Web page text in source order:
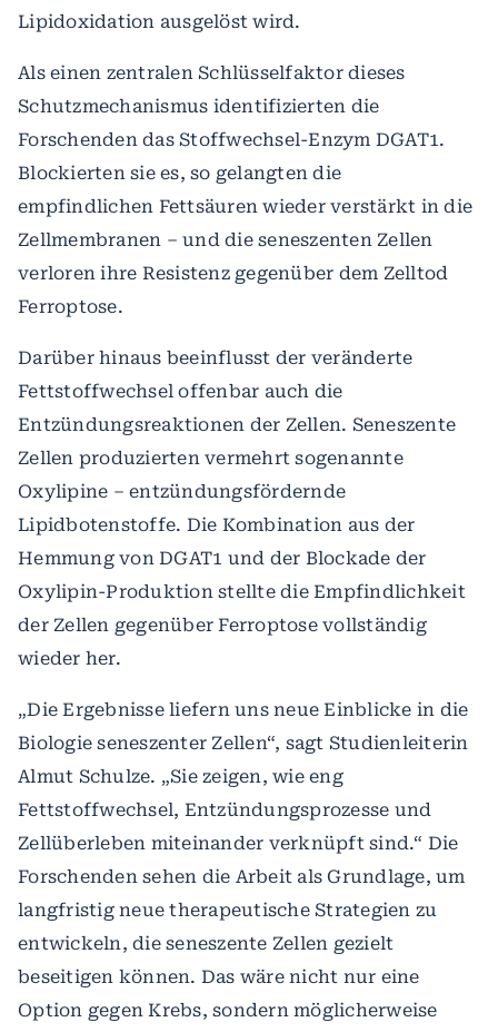
Lipidoxidation ausgelöst wird.
Als einen zentralen Schlüsselfaktor dieses
Schutzmechanismus identifizierten die
Forschenden das Stoffwechsel-Enzym DGAT1.
Blockierten sie es, so gelangten die
empfindlichen Fettsäuren wieder verstärkt in die
Zellmembranen – und die seneszenten Zellen
verloren ihre Resistenz gegenüber dem Zelltod
Ferroptose.
Darüber hinaus beeinflusst der veränderte
Fettstoffwechsel offenbar auch die
Entzündungsreaktionen der Zellen. Seneszente
Zellen produzierten vermehrt sogenannte
Oxylipine – entzündungsfördernde
Lipidbotenstoffe. Die Kombination aus der
Hemmung von DGAT1 und der Blockade der
Oxylipin-Produktion stellte die Empfindlichkeit
der Zellen gegenüber Ferroptose vollständig
wieder her.
„Die Ergebnisse liefern uns neue Einblicke in die
Biologie seneszenter Zellen“, sagt Studienleiterin
Almut Schulze. „Sie zeigen, wie eng
Fettstoffwechsel, Entzündungsprozesse und
Zellüberleben miteinander verknüpft sind.“ Die
Forschenden sehen die Arbeit als Grundlage, um
langfristig neue therapeutische Strategien zu
entwickeln, die seneszente Zellen gezielt
beseitigen können. Das wäre nicht nur eine
Option gegen Krebs, sondern möglicherweise